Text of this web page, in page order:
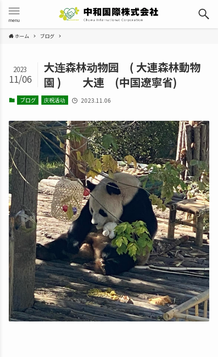
menu
ホーム ブログ
大连森林动物园 ( 大連森林動物
園 ) 大連 (中国遼寧省)
2023
11/06
ブログ 庆祝活动 2023.11.06